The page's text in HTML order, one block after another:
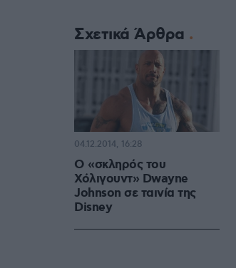
Σχετικά Άρθρα
Ο «σκληρός του
Χόλιγουντ» Dwayne
Johnson σε ταινία της
Disney
04.12.2014, 16:28